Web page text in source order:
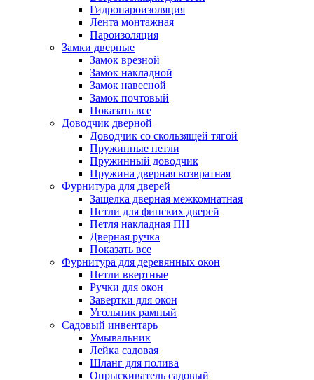
Гидропароизоляция
Лента монтажная
Пароизоляция
Замки дверные
Замок врезной
Замок накладной
Замок навесной
Замок почтовый
Показать все
Доводчик дверной
Доводчик со скользящей тягой
Пружинные петли
Пружинный доводчик
Пружина дверная возвратная
Фурнитура для дверей
Защелка дверная межкомнатная
Петли для финских дверей
Петля накладная ПН
Дверная ручка
Показать все
Фурнитура для деревянных окон
Петли ввертные
Ручки для окон
Завертки для окон
Угольник рамный
Садовый инвентарь
Умывальник
Лейка садовая
Шланг для полива
Опрыскиватель садовый